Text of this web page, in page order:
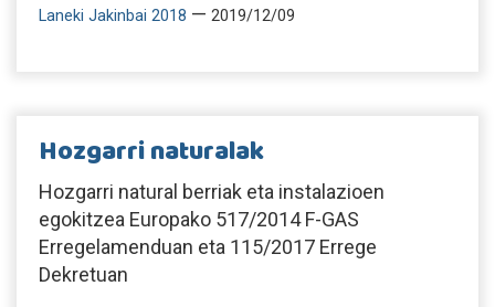
Laneki Jakinbai 2018 — 2019/12/09
Hozgarri naturalak
Hozgarri natural berriak eta instalazioen
egokitzea Europako 517/2014 F-GAS
Erregelamenduan eta 115/2017 Errege
Dekretuan